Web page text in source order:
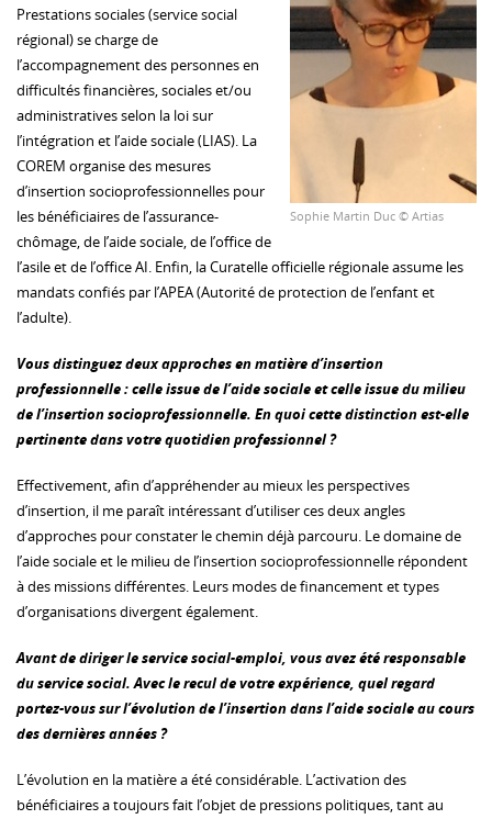
Sophie Martin Duc © Artias
Prestations sociales (service social
régional) se charge de
l’accompagnement des personnes en
difficultés financières, sociales et/ou
administratives selon la loi sur
l’intégration et l’aide sociale (LIAS). La
COREM organise des mesures
d’insertion socioprofessionnelles pour
les bénéficiaires de l’assurance-
chômage, de l’aide sociale, de l’office de
l’asile et de l’office AI. Enfin, la Curatelle officielle régionale assume les
mandats confiés par l’APEA (Autorité de protection de l’enfant et
l’adulte).
Vous distinguez deux approches en matière d’insertion
professionnelle : celle issue de l’aide sociale et celle issue du milieu
de l’insertion socioprofessionnelle. En quoi cette distinction est-elle
pertinente dans votre quotidien professionnel ?
Effectivement, afin d’appréhender au mieux les perspectives
d’insertion, il me paraît intéressant d’utiliser ces deux angles
d’approches pour constater le chemin déjà parcouru. Le domaine de
l’aide sociale et le milieu de l’insertion socioprofessionnelle répondent
à des missions différentes. Leurs modes de financement et types
d’organisations divergent également.
Avant de diriger le service social-emploi, vous avez été responsable
du service social. Avec le recul de votre expérience, quel regard
portez-vous sur l’évolution de l’insertion dans l’aide sociale au cours
des dernières années ?
L’évolution en la matière a été considérable. L’activation des
bénéficiaires a toujours fait l’objet de pressions politiques, tant au